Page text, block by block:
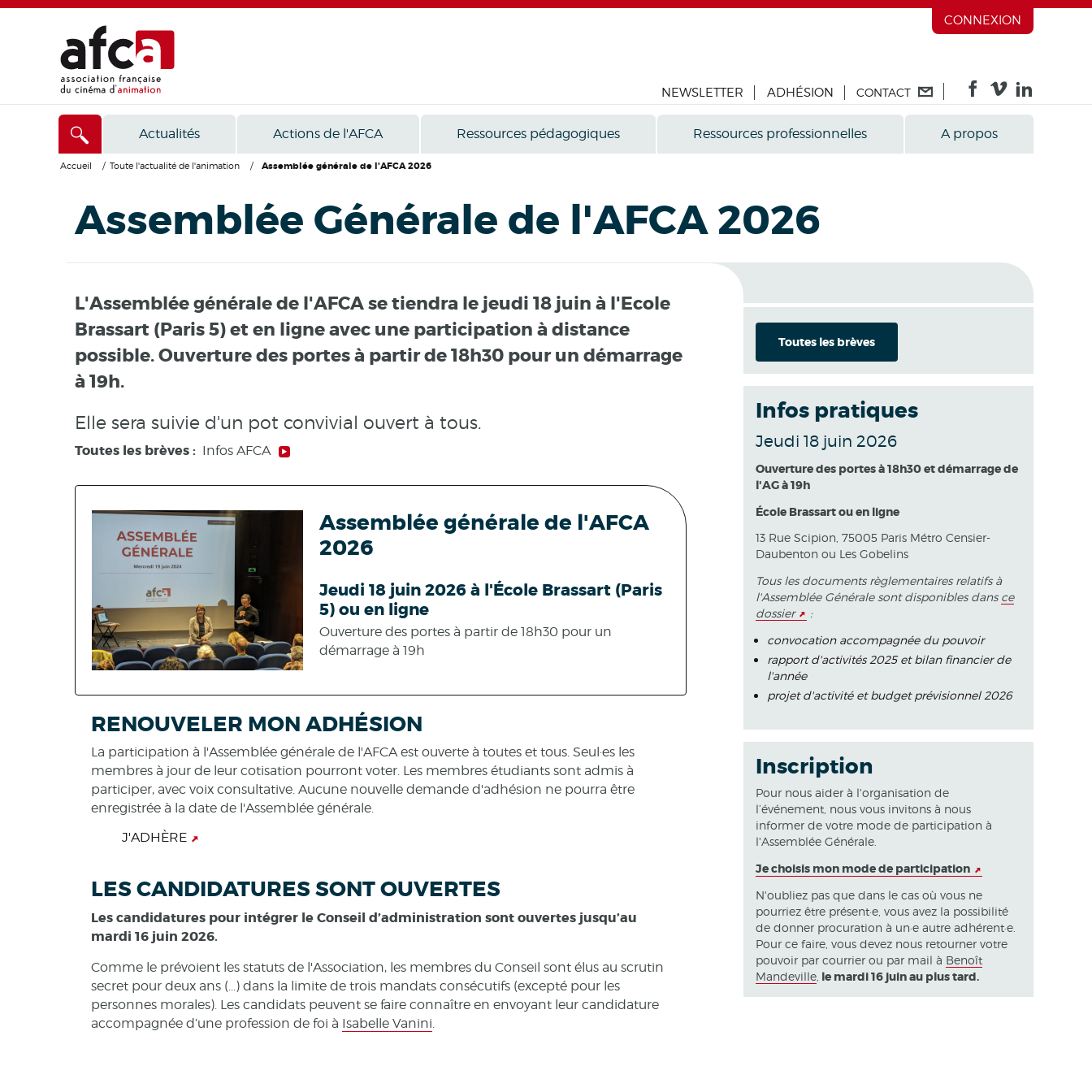
CONNEXION
NEWSLETTER ADHÉSION CONTACT
Actualités Actions de l'AFCA Ressources pédagogiques Ressources professionnelles A propos
Accueil / Toute l'actualité de l'animation / Assemblée générale de l'AFCA 2026
Assemblée Générale de l'AFCA 2026
L'Assemblée générale de l'AFCA se tiendra le jeudi 18 juin à l'Ecole
Brassart (Paris 5) et en ligne avec une participation à distance
possible. Ouverture des portes à partir de 18h30 pour un démarrage
à 19h.
Elle sera suivie d'un pot convivial ouvert à tous.
Toutes les brèves : Infos AFCA
Assemblée générale de l'AFCA
2026
Jeudi 18 juin 2026 à l'École Brassart (Paris
5) ou en ligne
Ouverture des portes à partir de 18h30 pour un
démarrage à 19h
RENOUVELER MON ADHÉSION
La participation à l'Assemblée générale de l'AFCA est ouverte à toutes et tous. Seul·es les
membres à jour de leur cotisation pourront voter. Les membres étudiants sont admis à
participer, avec voix consultative. Aucune nouvelle demande d'adhésion ne pourra être
enregistrée à la date de l'Assemblée générale.
J'ADHÈRE
LES CANDIDATURES SONT OUVERTES
Les candidatures pour intégrer le Conseil d’administration sont ouvertes jusqu’au
mardi 16 juin 2026.
Comme le prévoient les statuts de l'Association, les membres du Conseil sont élus au scrutin
secret pour deux ans (...) dans la limite de trois mandats consécutifs (excepté pour les
personnes morales). Les candidats peuvent se faire connaître en envoyant leur candidature
accompagnée d’une profession de foi à Isabelle Vanini
Toutes les brèves
Infos pratiques
Jeudi 18 juin 2026
Ouverture des portes à 18h30 et démarrage de
l'AG à 19h
École Brassart ou en ligne
13 Rue Scipion, 75005 Paris Métro Censier-
Daubenton ou Les Gobelins
Tous les documents règlementaires relatifs à
l'Assemblée Générale sont disponibles dans ce
dossier
:
convocation accompagnée du pouvoir
rapport d'activités 2025 et bilan financier de
l'année
projet d'activité et budget prévisionnel 2026
Inscription
Pour nous aider à l'organisation de
l’événement, nous vous invitons à nous
informer de votre mode de participation à
l'Assemblée Générale.
Je choisis mon mode de participation
N'oubliez pas que dans le cas où vous ne
pourriez être présent·e, vous avez la possibilité
de donner procuration à un·e autre adhérent·e.
Pour ce faire, vous devez nous retourner votre
pouvoir par courrier ou par mail à Benoît
Mandeville, le mardi 16 juin au plus tard.